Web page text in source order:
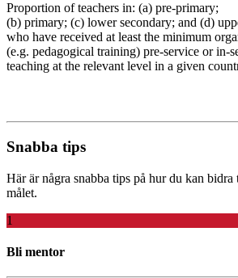
Proportion of teachers in: (a) pre-primary;
(b) primary; (c) lower secondary; and (d)
who have received at least the minimum
(e.g. pedagogical training) pre-service or in-
teaching at the relevant level in a given
Snabba tips
Här är några snabba tips på hur du kan
målet.
1
Bli mentor